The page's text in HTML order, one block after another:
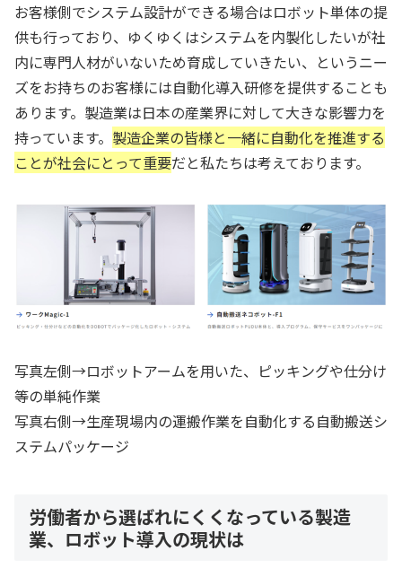
お客様側でシステム設計ができる場合はロボット単体の提
供も行っており、ゆくゆくはシステムを内製化したいが社
内に専門人材がいないため育成していきたい、というニー
ズをお持ちのお客様には自動化導入研修を提供することも
あります。製造業は日本の産業界に対して大きな影響力を
持っています。 製造企業の皆様と一緒に自動化を推進する
ことが社会にとって重要だと私たちは考えております。
写真左側→ロボットアームを用いた、ピッキングや仕分け
等の単純作業
写真右側→生産現場内の運搬作業を自動化する自動搬送シ
ステムパッケージ
労働者から選ばれにくくなっている製造
業、ロボット導入の現状は